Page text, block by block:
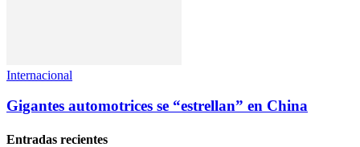
Internacional
Gigantes automotrices se “estrellan” en China
Entradas recientes